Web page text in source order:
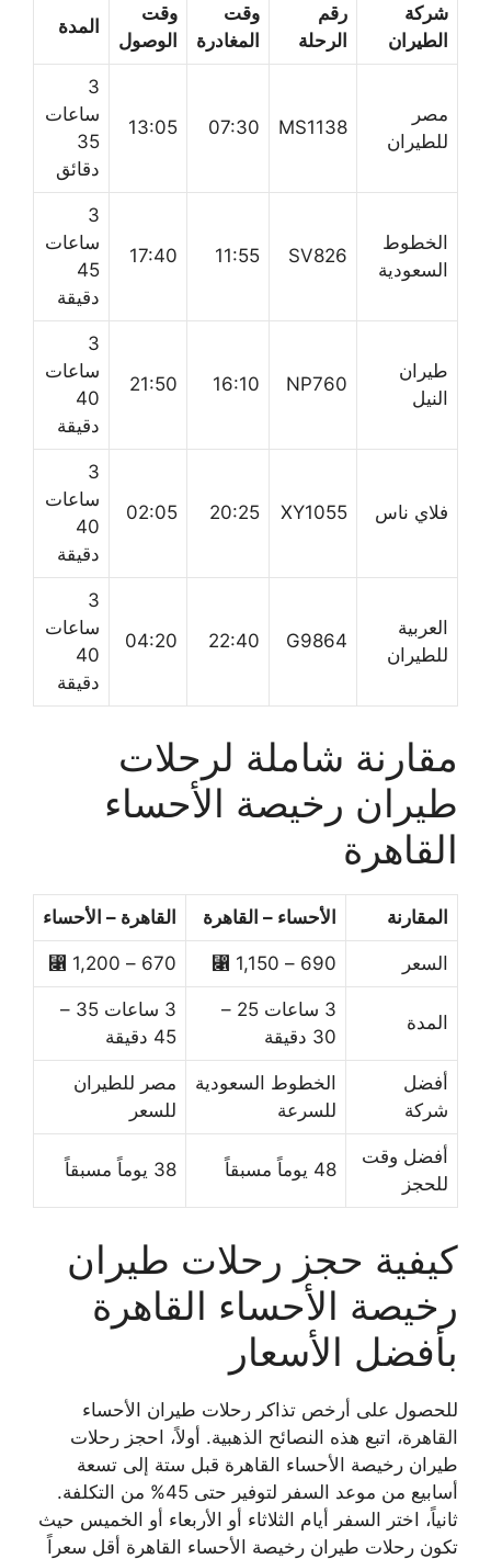
شركة
الطيران
رقم
الرحلة
وقت
المغادرة
وقت
الوصول
المدة
مصر
للطيران
MS1138
07:30
13:05
3
ساعات
35
دقائق
الخطوط
السعودية
SV826
11:55
17:40
3
ساعات
45
دقيقة
طيران
النيل
NP760
16:10
21:50
3
ساعات
40
دقيقة
فلاي ناس XY1055
20:25
02:05
3
ساعات
40
دقيقة
العربية
للطيران
G9864
22:40
04:20
3
ساعات
40
دقيقة
مقارنة شاملة لرحلات
طيران رخيصة الأحساء
القاهرة
المقارنة الأحساء – القاهرة القاهرة – الأحساء
السعر 690 – 1,150 ⃁
670 – 1,200 ⃁
المدة
3 ساعات 25 –
30 دقيقة
3 ساعات 35 –
45 دقيقة
أفضل
شركة
الخطوط السعودية
للسرعة
مصر للطيران
للسعر
أفضل وقت
للحجز
48 يوماً مسبقاً 38 يوماً مسبقاً
كيفية حجز رحلات طيران
رخيصة الأحساء القاهرة
بأفضل الأسعار
للحصول على أرخص تذاكر رحلات طيران الأحساء
القاهرة، اتبع هذه النصائح الذهبية. أولاً، احجز رحلات
طيران رخيصة الأحساء القاهرة قبل ستة إلى تسعة
أسابيع من موعد السفر لتوفير حتى 45% من التكلفة.
ثانياً، اختر السفر أيام الثلاثاء أو الأربعاء أو الخميس حيث
تكون رحلات طيران رخيصة الأحساء القاهرة أقل سعراً